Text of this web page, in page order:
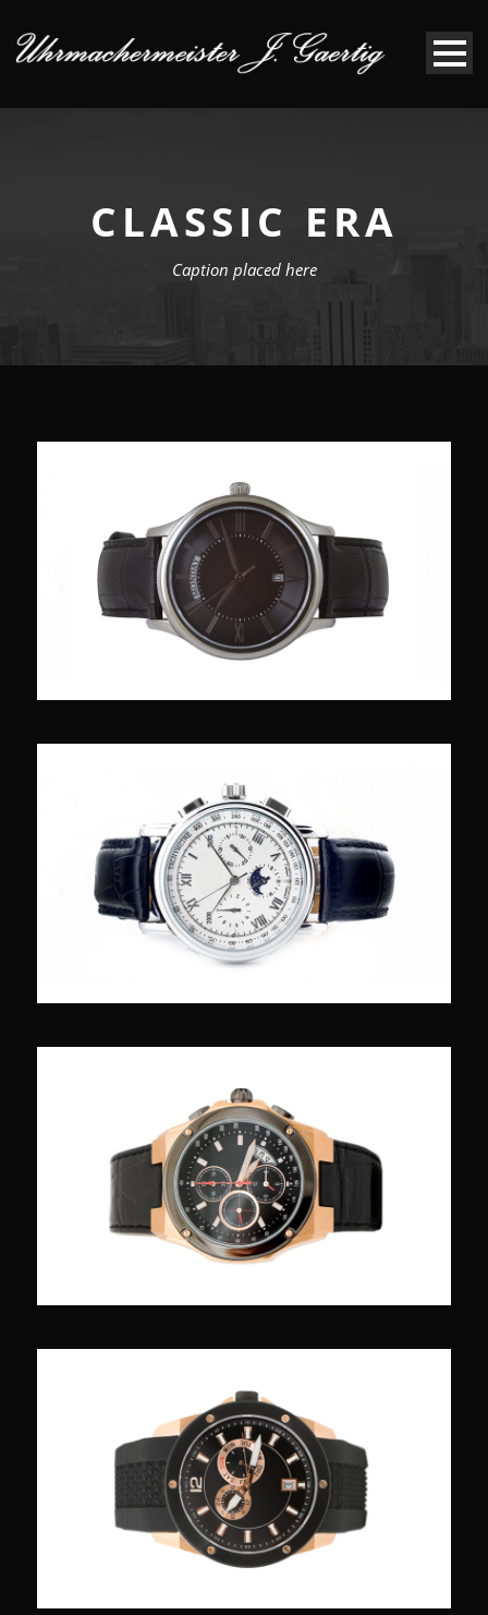
CLASSIC ERA
Caption placed here